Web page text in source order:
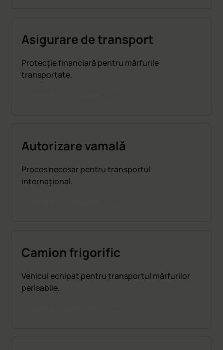
Asigurare de transport
Protecție financiară pentru mărfurile
transportate.
Autorizare vamală
Proces necesar pentru transportul
internațional.
Camion frigorific
Vehicul echipat pentru transportul mărfurilor
perisabile.